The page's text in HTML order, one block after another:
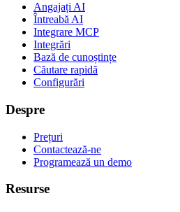
Angajați AI
Întreabă AI
Integrare MCP
Integrări
Bază de cunoștințe
Căutare rapidă
Configurări
Despre
Prețuri
Contactează-ne
Programează un demo
Resurse